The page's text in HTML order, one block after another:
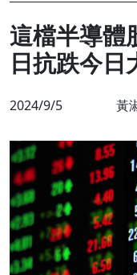
這檔半導體
日抗跌今日
2024/9/5 黃